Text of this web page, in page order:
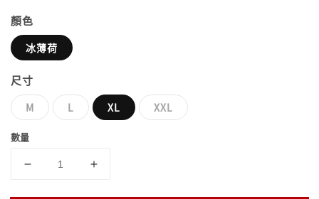
顏色
冰薄荷
尺寸
M L XL XXL
數量